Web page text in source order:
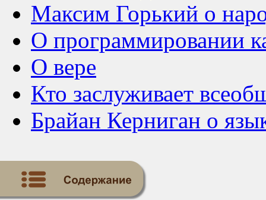
Максим Горький о
О программировании
О вере
Кто заслуживает
Брайан Керниган о